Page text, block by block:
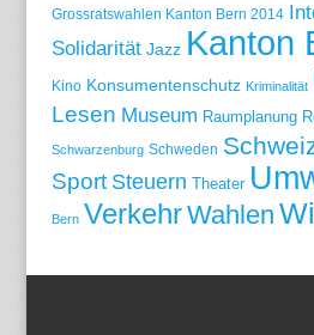
Grossratswahlen Kanton Bern 2014
Solidarität Jazz Kanton
Kino Konsumentenschutz Kriminalität
Lesen Museum Raumplanung
Schwarzenburg Schweden
Sport Steuern Theater
Bern VerkehrWahlen